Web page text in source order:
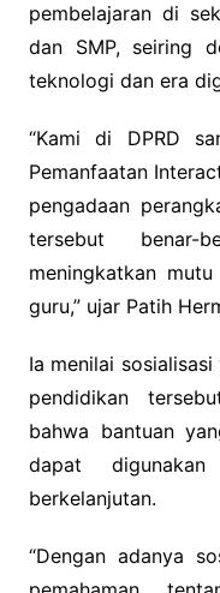
pembelajaran di
dan SMP, seiring
teknologi dan era
“Kami di DPRD
Pemanfaatan
pengadaan
tersebut benar-
meningkatkan
guru,” ujar Patih
Ia menilai
pendidikan
bahwa bantuan
dapat
berkelanjutan.
“Dengan adanya